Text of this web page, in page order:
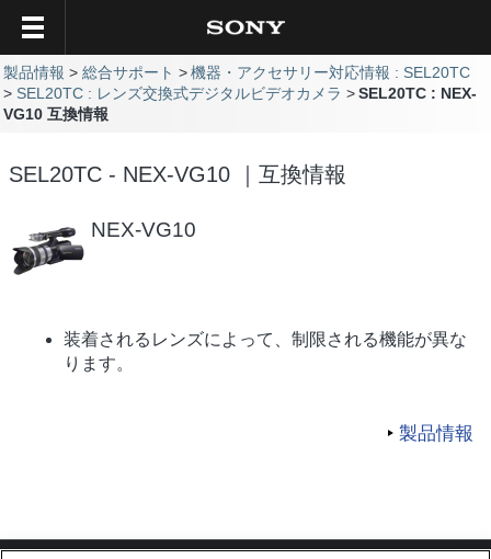
製品情報 総合サポート
機器・アクセサリー対応情報 : SEL20TC
SEL20TC : レンズ交換式デジタルビデオカメラ
SEL20TC : NEX-
VG10 互換情報
SEL20TC - NEX-VG10 ｜互換情報
NEX-VG10
装着されるレンズによって、制限される機能が異な
ります。
製品情報